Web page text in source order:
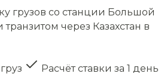
грузов со станции Большой
транзитом через Казахстан в
Расчёт ставки за 1 день